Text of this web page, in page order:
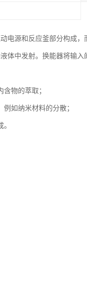
电源和反应釜部分构成
体中发射。换能器将输入
物的萃取；
如纳米材料的分散；